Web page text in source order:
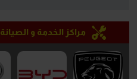
مراكز الخدمة و الصيانة